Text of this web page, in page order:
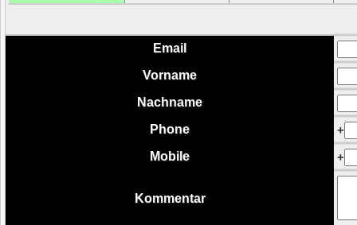
Email
Vorname
Nachname
Phone
+
Mobile
+
Kommentar